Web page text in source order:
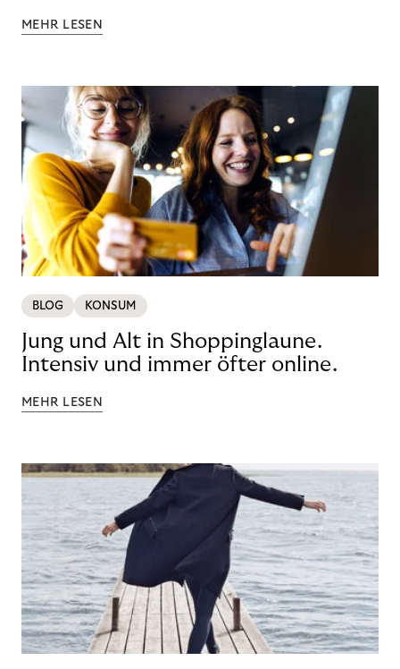
MEHR LESEN
BLOG KONSUM
Jung und Alt in Shoppinglaune.
Intensiv und immer öfter online.
MEHR LESEN